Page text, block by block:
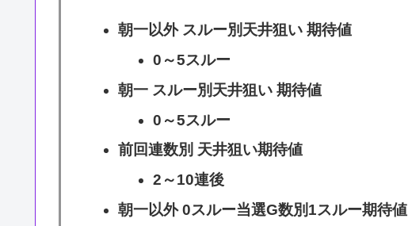
朝一以外 スルー別天井狙い 期待値
0～5スルー
朝一 スルー別天井狙い 期待値
0～5スルー
前回連数別 天井狙い期待値
2～10連後
朝一以外 0スルー当選G数別1スルー期待値